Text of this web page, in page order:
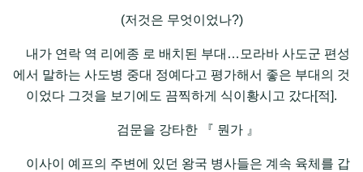
(저것은 무엇이었나?)
내가 연락 역 리에종 로 배치된 부대…모라바 사도군 편성
에서 말하는 사도병 중대 정예다고 평가해서 좋은 부대의 것
이었다 그것을 보기에도 끔찍하게 식이황시고 갔다[적].
검문을 강타한 『 뭔가 』
이사이 예프의 주변에 있던 왕국 병사들은 계속 육체를 갑